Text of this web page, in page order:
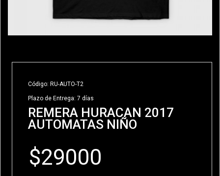
Código: RU-AUTO-T2
Plazo de Entrega: 7 días
REMERA HURACAN 2017
AUTOMATAS NIÑO